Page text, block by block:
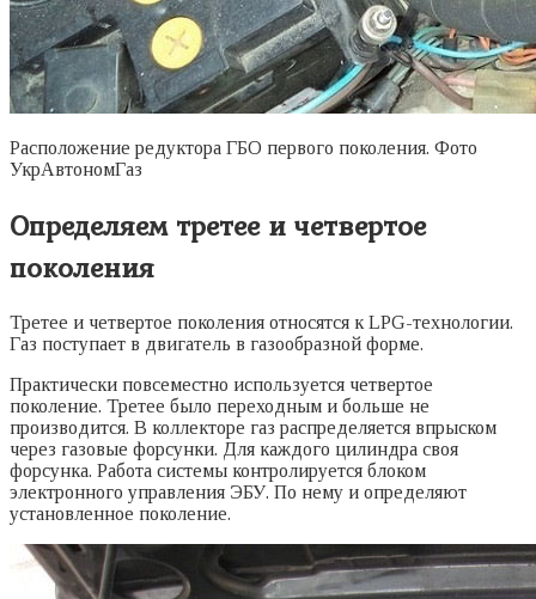
Расположение редуктора ГБО первого поколения. Фото
УкрАвтономГаз
Определяем третее и четвертое
поколения
Третее и четвертое поколения относятся к LPG-технологии.
Газ поступает в двигатель в газообразной форме.
Практически повсеместно используется четвертое
поколение. Третее было переходным и больше не
производится. В коллекторе газ распределяется впрыском
через газовые форсунки. Для каждого цилиндра своя
форсунка. Работа системы контролируется блоком
электронного управления ЭБУ. По нему и определяют
установленное поколение.